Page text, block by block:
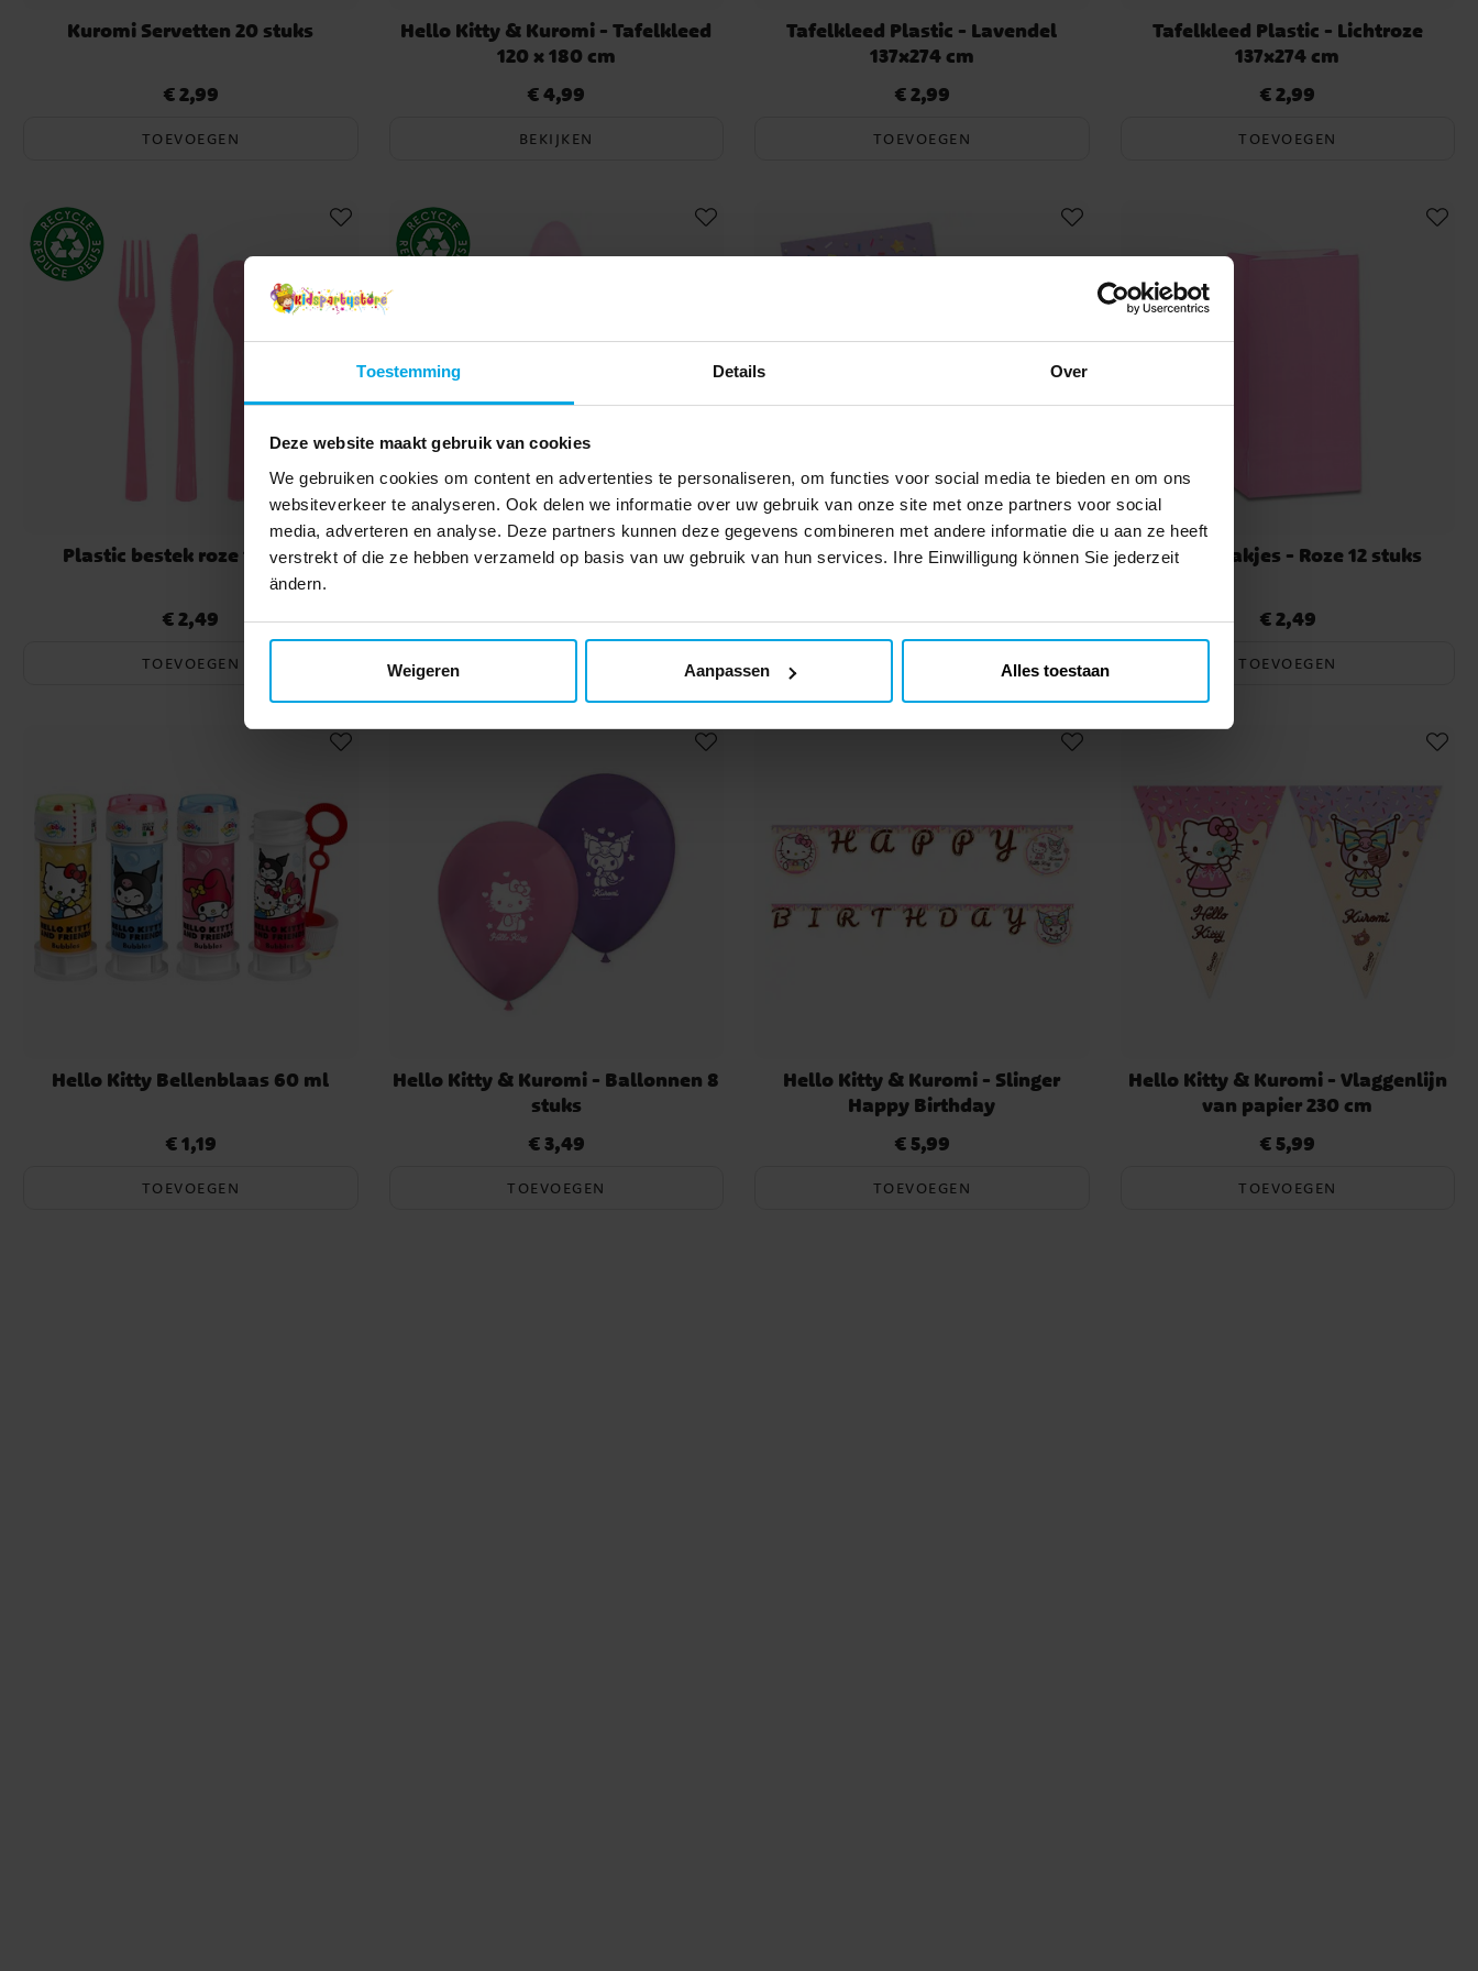
Toestemming Details Over
Deze website maakt gebruik van cookies
We gebruiken cookies om content en advertenties te personaliseren, om functies voor social media te bieden en om ons
websiteverkeer te analyseren. Ook delen we informatie over uw gebruik van onze site met onze partners voor social
media, adverteren en analyse. Deze partners kunnen deze gegevens combineren met andere informatie die u aan ze heeft
verstrekt of die ze hebben verzameld op basis van uw gebruik van hun services. Ihre Einwilligung können Sie jederzeit
ändern.
Weigeren Aanpassen Alles toestaan
Kuromi Servetten 20 stuks
Prijs :€ 2,99
€ 2,99
TOEVOEGEN
Hello Kitty & Kuromi - Tafelkleed
120 x 180 cm
Prijs:€ 4,99
€ 4,99
BEKIJKEN
Tafelkleed Plastic - Lavendel
137x274 cm
Prijs :€ 2,99
€ 2,99
TOEVOEGEN
Tafelkleed Plastic - Lichtroze
137x274 cm
Prijs:€ 2,99
€ 2,99
TOEVOEGEN
Plastic bestek roze 18 stuks
Prijs:€ 2,49
€ 2,49
TOEVOEGEN
Plastic Lepels Lichtroze 24 stuks
Prijs:€ 2,29
€ 2,29
Hello Kitty & Kuromi -
Prijs:€ 2,99
€ 2,99
Uitdeelzakjes - Roze 12 stuks
Prijs :€ 2,49
€ 2,49
TOEVOEGEN
Hello Kitty Bellenblaas 60 ml
Prijs:€ 1,19
€ 1,19
TOEVOEGEN
Hello Kitty & Kuromi - Ballonnen 8
stuks
Prijs:€ 3,49
€ 3,49
TOEVOEGEN
Hello Kitty & Kuromi - Slinger
Happy Birthday
Prijs:€ 5,99
€ 5,99
TOEVOEGEN
Hello Kitty & Kuromi - Vlaggenlijn
van papier 230 cm
Prijs:€ 5,99
€ 5,99
TOEVOEGEN